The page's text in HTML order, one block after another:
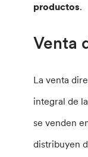
productos.
Venta
La venta
integral de
se venden
distribuyen